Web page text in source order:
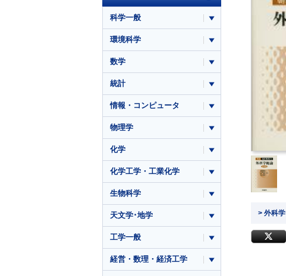
> 外科学
科学一般
環境科学
数学
統計
情報・コンピュータ
物理学
化学
化学工学・工業化学
生物科学
天文学･地学
工学一般
経営・数理・経済工学